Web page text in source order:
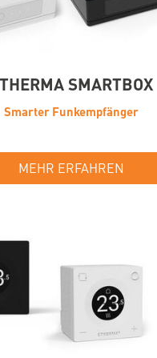
SMARTBOX
Smarter Funkempfänger
MEHR ERFAHREN